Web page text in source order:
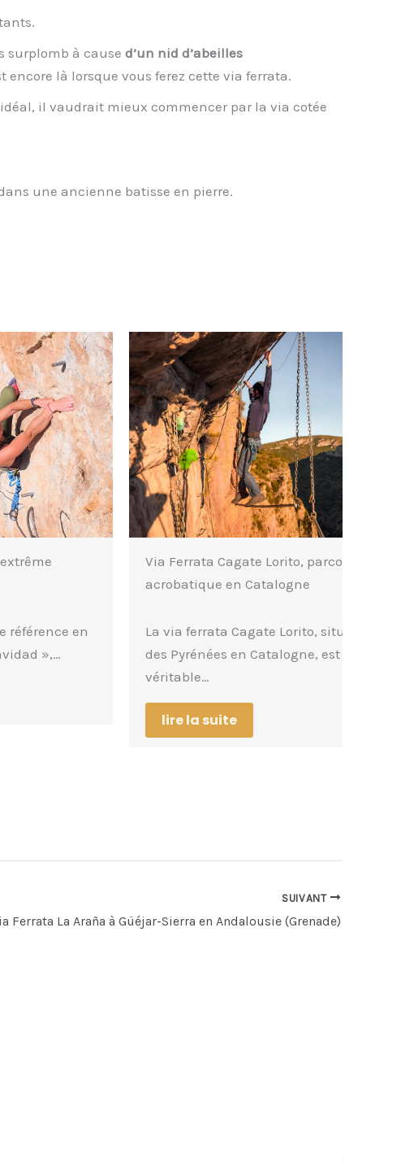
surplomb à cause d’un nid d’abeilles
là lorsque vous ferez cette via ferrata.
il vaudrait mieux commencer par la via cotée
une ancienne batisse en pierre.
Via Ferrata Cagate Lorito, parcours
acrobatique en Catalogne
La via ferrata Cagate Lorito, située au pied
des Pyrénées en Catalogne, est un
SUIVANT
Ferrata La Araña à Güéjar-Sierra en Andalousie (Grenade)